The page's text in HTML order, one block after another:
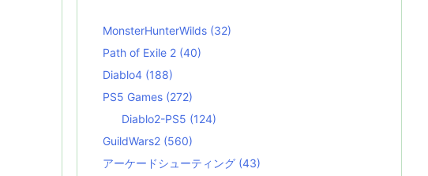
MonsterHunterWilds (32)
Path of Exile 2 (40)
Diablo4 (188)
PS5 Games (272)
Diablo2-PS5 (124)
GuildWars2 (560)
アーケードシューティング (43)